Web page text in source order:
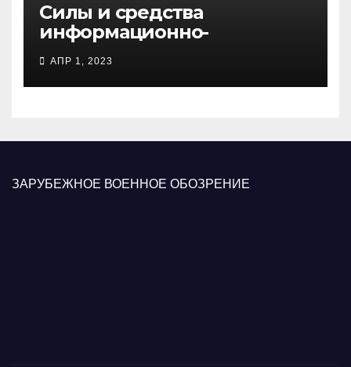
Силы и средства
информационно-
психологических операций
вооруженных сил Украины
АПР 1, 2023
ЗАРУБЕЖНОЕ ВОЕННОЕ ОБОЗРЕНИЕ